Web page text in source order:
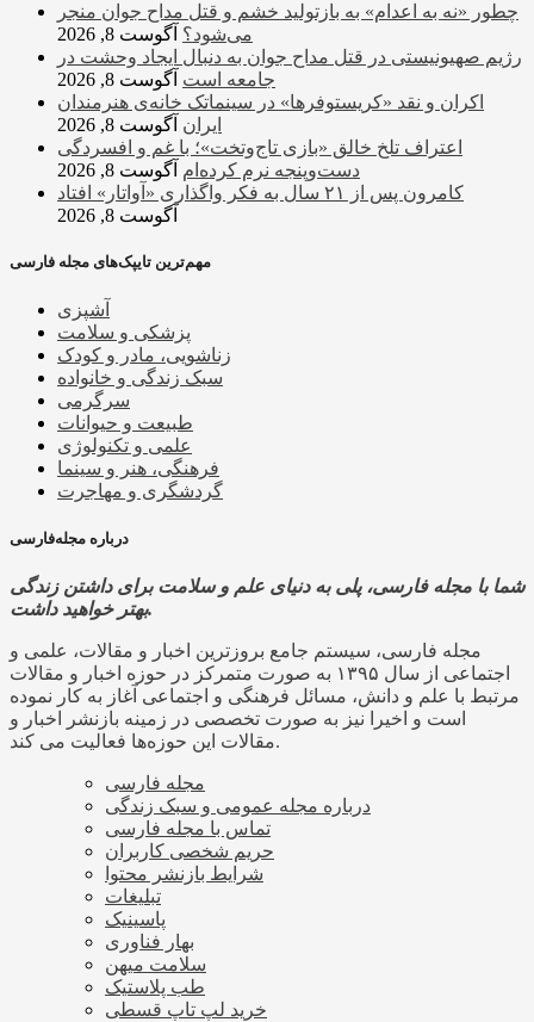
چطور «نه به اعدام» به بازتولید خشم و قتل مداح جوان منجر
می‌شود؟ آگوست 8, 2026
رژیم صهیونیستی در قتل مداح جوان به دنبال ایجاد وحشت در
جامعه است آگوست 8, 2026
اکران و نقد «کریستوفرها» در سینماتک خانه‌ی هنرمندان
ایران آگوست 8, 2026
اعتراف تلخ خالق «بازی تاج‌وتخت»؛ با غم و افسردگی
دست‌وپنجه نرم کرده‌ام آگوست 8, 2026
کامرون پس از ۲۱ سال به فکر واگذاری «آواتار» افتاد
آگوست 8, 2026
مهم‌ترین تایپک‌های مجله فارسی
آشپزی
پزشکی و سلامت
زناشویی، مادر و کودک
سبک زندگی و خانواده
سرگرمی
طبیعت و حیوانات
علمی و تکنولوژی
فرهنگی، هنر و سینما
گردشگری و مهاجرت
درباره مجله‌فارسی
شما با مجله فارسی، پلی به دنیای علم و سلامت برای داشتن زندگی
بهتر خواهید داشت.
مجله فارسی، سیستم جامع بروزترین اخبار و مقالات، علمی و
اجتماعی از سال ۱۳۹۵ به صورت متمرکز در حوزه اخبار و مقالات
مرتبط با علم و دانش، مسائل فرهنگی و اجتماعی آغاز به کار نموده
است و اخیرا نیز به صورت تخصصی در زمینه بازنشر اخبار و
مقالات این حوزه‌ها فعالیت می کند.
مجله فارسی
درباره مجله عمومی و سبک زندگی
تماس با مجله فارسی
حریم شخصی کاربران
شرایط بازنشر محتوا
تبلیغات
پاسینیک
بهار فناوری
سلامت میهن
طب پلاستیک
خرید لپ تاپ قسطی